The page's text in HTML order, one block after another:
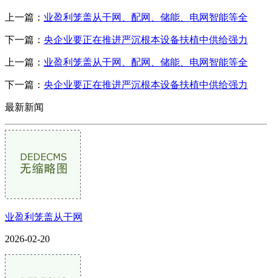
上一篇： 业盈利笼盖从干网、配网、储能、电网智能等全
下一篇： 央企业要正在推进严沉根本设备扶植中供给强力
上一篇： 业盈利笼盖从干网、配网、储能、电网智能等全
下一篇： 央企业要正在推进严沉根本设备扶植中供给强力
最新新闻
业盈利笼盖从干网
2026-02-20